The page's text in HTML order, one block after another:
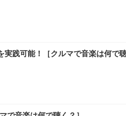
実践可能！［クルマで音楽は何で